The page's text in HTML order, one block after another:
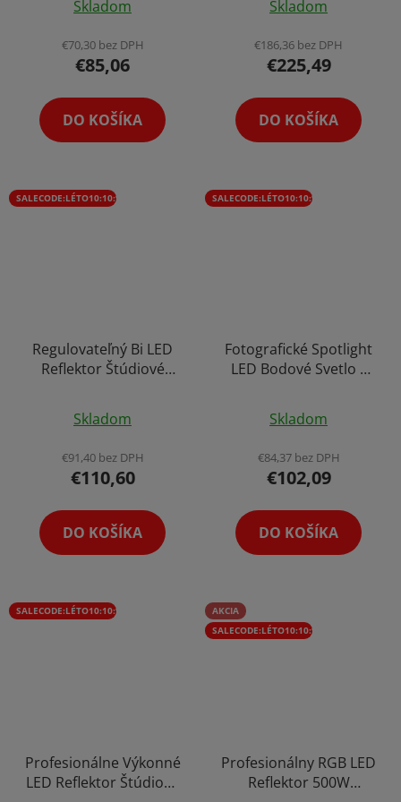
Rukoväťou COB 60W
Skladom
€70,30 bez DPH
€85,06
DO KOŠÍKA
Štúdio Bowens Mount
Diaľkové Ovládanie
hodnotenie
produktu
je
z
Skladom
€186,36 bez DPH
€225,49
DO KOŠÍKA
SALECODE:LÉTO10:10:%
Regulovateľný Bi LED
Reflektor Štúdiové
Štúdio Bowens Mount
Softbox 250W Diaľkové
hodnotenie
produktu
je
z
Skladom
€91,40 bez DPH
€110,60
DO KOŠÍKA
SALECODE:LÉTO10:10:%
Fotografické Spotlight
LED Bodové Svetlo s
(8500LUX/0,5m)
Portrét Video
Skladom
€84,37 bez DPH
€102,09
DO KOŠÍKA
SALECODE:LÉTO10:10:%
Profesionálne Výkonné
LED Reflektor Štúdiové
AKCIA
SALECODE:LÉTO10:10:%
Profesionálny RGB LED
Reflektor 500W